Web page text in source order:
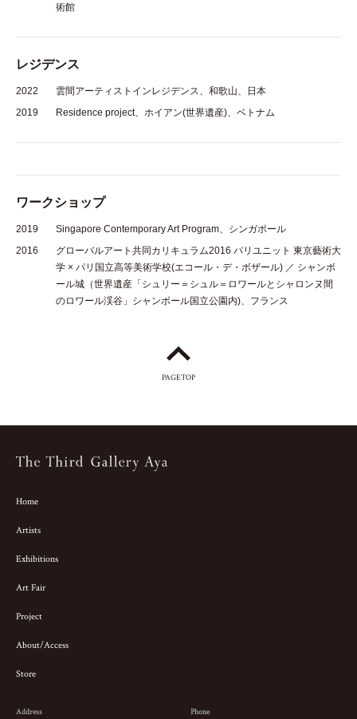
術館
レジデンス
2022
雲間アーティストインレジデンス、和歌山、日本​
2019
Residence project、ホイアン(世界遺産)、ベトナム
ワークショップ
2019
Singapore Contemporary Art Program、シンガポール
2016
グローバルアート共同カリキュラム2016 パリユニット 東京藝術大
学 × パリ国立高等美術学校(エコール・デ・ボザール) ／ シャンボ
ール城（世界遺産「シュリー＝シュル＝ロワールとシャロンヌ間
のロワール渓谷」シャンボール国立公園内)、フランス
PAGETOP
Home
Artists
Exhibitions
Art Fair
Project
About/Access
Store
Address Phone